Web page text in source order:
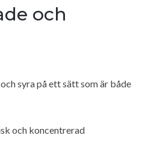
och
syra på ett sätt som är både
och koncentrerad